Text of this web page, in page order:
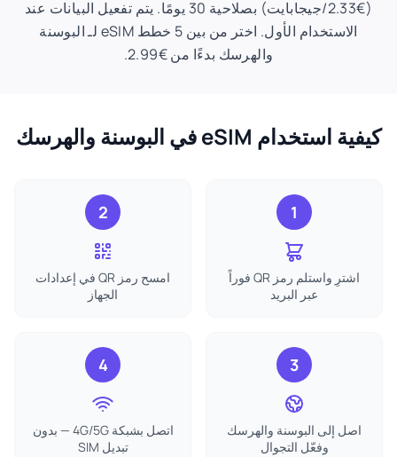
(€2.33/جيجابايت) بصلاحية 30 يومًا. يتم تفعيل البيانات عند
الاستخدام الأول. اختر من بين 5 خطط eSIM لـ البوسنة
والهرسك بدءًا من €2.99.
كيفية استخدام eSIM في البوسنة والهرسك
1
اشترِ واستلم رمز QR فوراً
عبر البريد
2
امسح رمز QR في إعدادات
الجهاز
3
اصل إلى البوسنة والهرسك
وفعّل التجوال
4
اتصل بشبكة 4G/5G — بدون
تبديل SIM